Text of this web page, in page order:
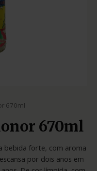
670ml
670ml
bebida forte, com aroma
por dois anos em